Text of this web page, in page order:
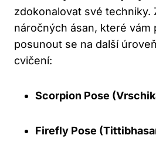
zdokonalovat své techniky.
náročných ásan, které vám
posunout se na další
cvičení:
Scorpion Pose
Firefly Pose